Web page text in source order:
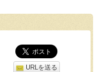
URLを送る